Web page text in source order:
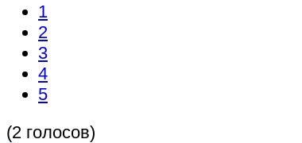
1
2
3
4
5
(2 голосов)